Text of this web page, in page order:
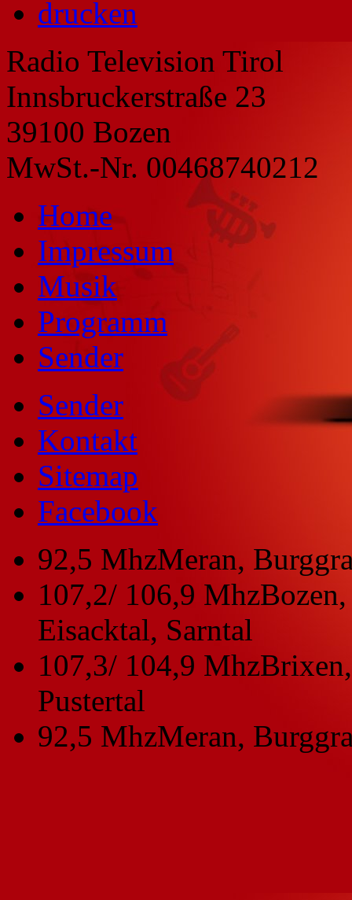
drucken
Radio Television Tirol
Innsbruckerstraße 23
39100 Bozen
MwSt.-Nr. 00468740212
Home
Impressum
Musik
Programm
Sender
Sender
Kontakt
Sitemap
Facebook
92,5 MhzMeran,
107,2/ 106,9 Mhz
Eisacktal, Sarntal
107,3/ 104,9 Mhz
Pustertal
92,5 MhzMeran,